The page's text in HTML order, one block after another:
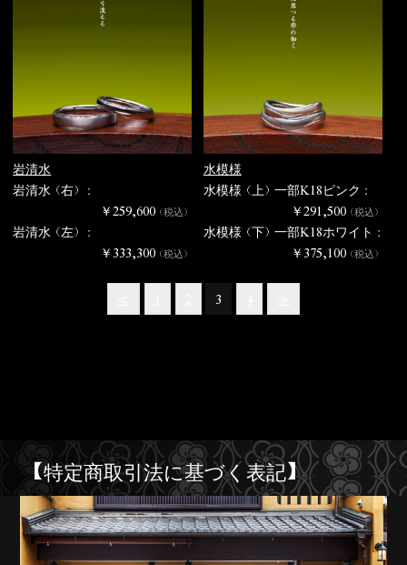
岩清水
岩清水（右） :
￥259,600 （税込）
岩清水（左） :
￥333,300 （税込）
水模様
水模様（上）一部K18ピンク :
￥291,500（税込）
水模様（下）一部K18ホワイト :
￥375,100（税込）
3
【特定商取引法に基づく表記】